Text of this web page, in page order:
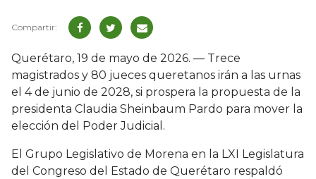
Querétaro, 19 de mayo de 2026. — Trece
magistrados y 80 jueces queretanos irán a las urnas
el 4 de junio de 2028, si prospera la propuesta de la
presidenta Claudia Sheinbaum Pardo para mover la
elección del Poder Judicial.
El Grupo Legislativo de Morena en la LXI Legislatura
del Congreso del Estado de Querétaro respaldó